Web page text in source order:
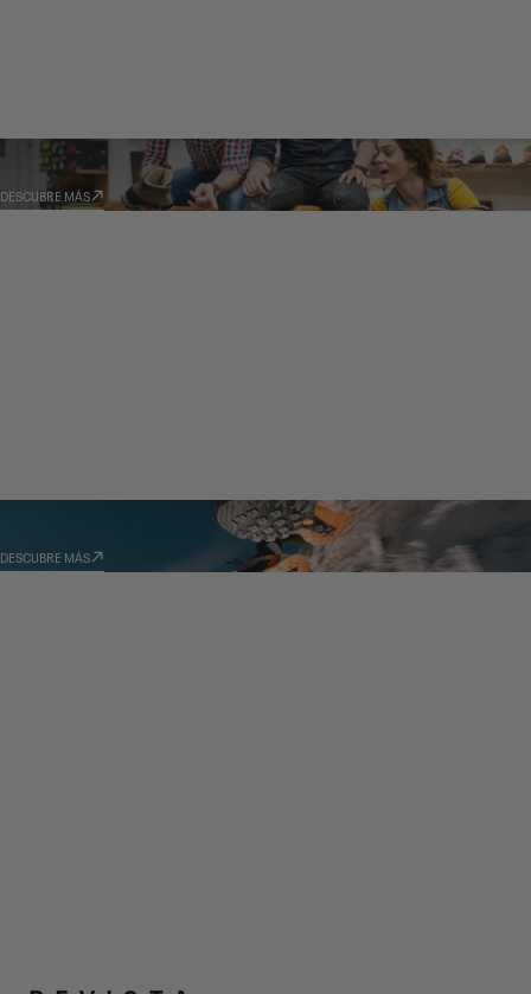
DISTRIBUIDORES
DESCUBRE MÁS
TECNOLOGÍAS
DESCUBRE MÁS